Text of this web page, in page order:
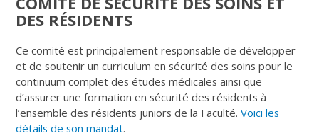
DES RÉSIDENTS
Ce comité est principalement responsable de développer
et de soutenir un curriculum en sécurité des soins pour le
continuum complet des études médicales ainsi que
d’assurer une formation en sécurité des résidents à
l’ensemble des résidents juniors de la Faculté.Voici les
détails de son mandat.